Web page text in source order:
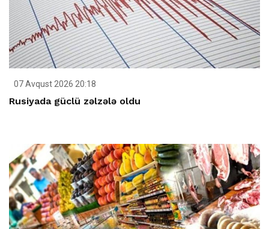
07 Avqust 2026 20:18
Rusiyada güclü zəlzələ oldu